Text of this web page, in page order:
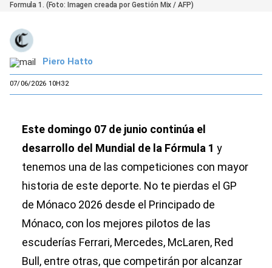
Formula 1. (Foto: Imagen creada por Gestión Mix / AFP)
Piero Hatto
07/06/2026 10H32
Este domingo 07 de junio continúa el
desarrollo del Mundial de la Fórmula 1 y
tenemos una de las competiciones con mayor
historia de este deporte. No te pierdas el GP
de Mónaco 2026 desde el Principado de
Mónaco, con los mejores pilotos de las
escuderías Ferrari, Mercedes, McLaren, Red
Bull, entre otras, que competirán por alcanzar